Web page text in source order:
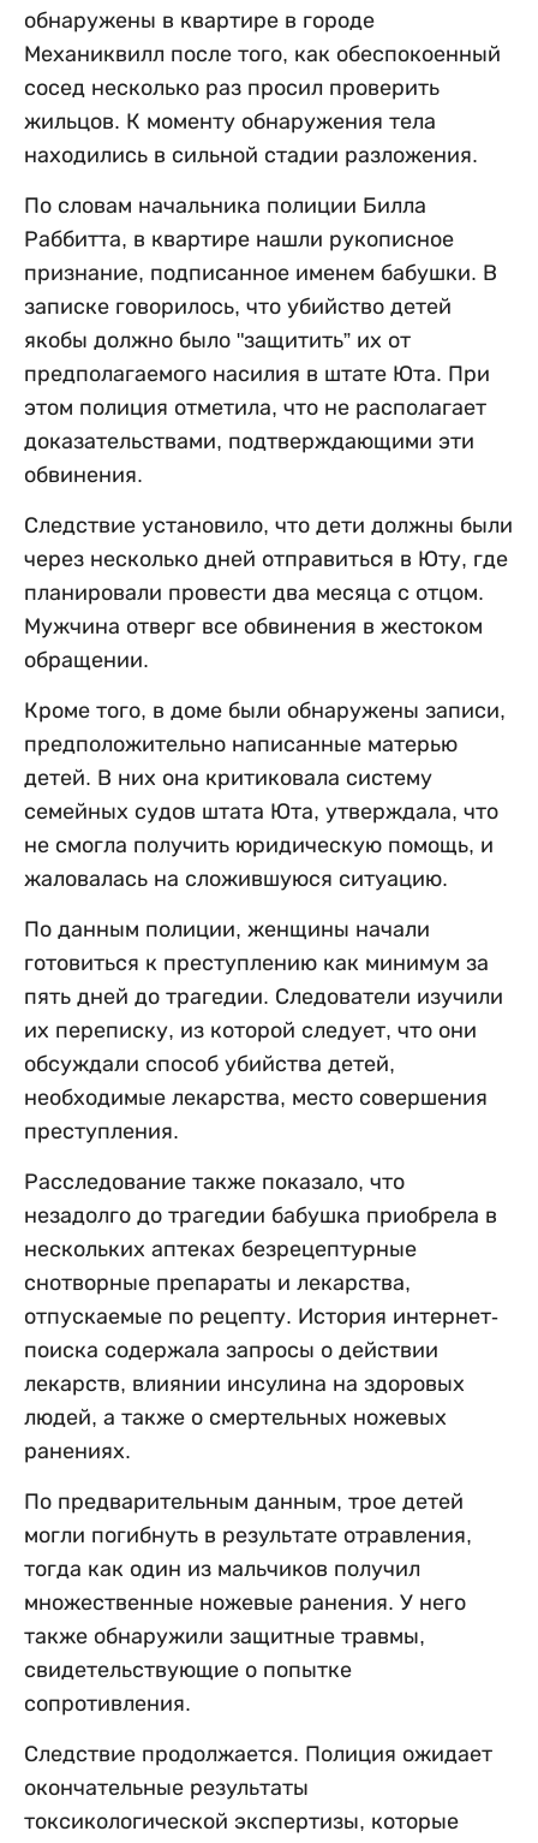
обнаружены в квартире в городе
Механиквилл после того, как обеспокоенный
сосед несколько раз просил проверить
жильцов. К моменту обнаружения тела
находились в сильной стадии разложения.
По словам начальника полиции Билла
Раббитта, в квартире нашли рукописное
признание, подписанное именем бабушки. В
записке говорилось, что убийство детей
якобы должно было "защитить” их от
предполагаемого насилия в штате Юта. При
этом полиция отметила, что не располагает
доказательствами, подтверждающими эти
обвинения.
Следствие установило, что дети должны были
через несколько дней отправиться в Юту, где
планировали провести два месяца с отцом.
Мужчина отверг все обвинения в жестоком
обращении.
Кроме того, в доме были обнаружены записи,
предположительно написанные матерью
детей. В них она критиковала систему
семейных судов штата Юта, утверждала, что
не смогла получить юридическую помощь, и
жаловалась на сложившуюся ситуацию.
По данным полиции, женщины начали
готовиться к преступлению как минимум за
пять дней до трагедии. Следователи изучили
их переписку, из которой следует, что они
обсуждали способ убийства детей,
необходимые лекарства, место совершения
преступления.
Расследование также показало, что
незадолго до трагедии бабушка приобрела в
нескольких аптеках безрецептурные
снотворные препараты и лекарства,
отпускаемые по рецепту. История интернет-
поиска содержала запросы о действии
лекарств, влиянии инсулина на здоровых
людей, а также о смертельных ножевых
ранениях.
По предварительным данным, трое детей
могли погибнуть в результате отравления,
тогда как один из мальчиков получил
множественные ножевые ранения. У него
также обнаружили защитные травмы,
свидетельствующие о попытке
сопротивления.
Следствие продолжается. Полиция ожидает
окончательные результаты
токсикологической экспертизы, которые